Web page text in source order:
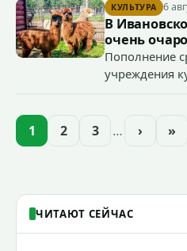
«Водоканал.
КУЛЬТУРА 6
В
очень
Пополнение
учреждения
областей
1 2 3 … › »
ЧИТАЮТ СЕЙЧАС